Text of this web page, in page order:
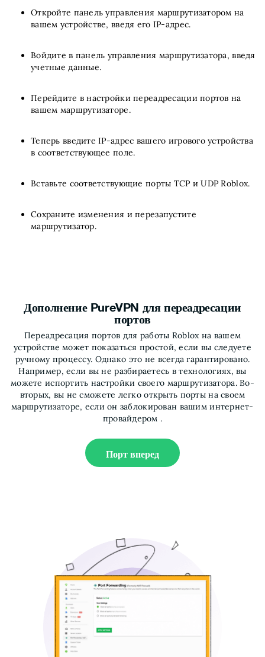
Откройте панель управления маршрутизатором на
вашем устройстве, введя его IP-адрес.
Войдите в панель управления маршрутизатора, введя
учетные данные.
Перейдите в настройки переадресации портов на
вашем маршрутизаторе.
Теперь введите IP-адрес вашего игрового устройства
в соответствующее поле.
Вставьте соответствующие порты TCP и UDP Roblox.
Сохраните изменения и перезапустите
маршрутизатор.
Дополнение PureVPN для переадресации
портов
Переадресация портов для работы Roblox на вашем
устройстве может показаться простой, если вы следуете
ручному процессу. Однако это не всегда гарантировано.
Например, если вы не разбираетесь в технологиях, вы
можете испортить настройки своего маршрутизатора. Во-
вторых, вы не сможете легко открыть порты на своем
маршрутизаторе, если он заблокирован вашим интернет-
провайдером .
Порт вперед